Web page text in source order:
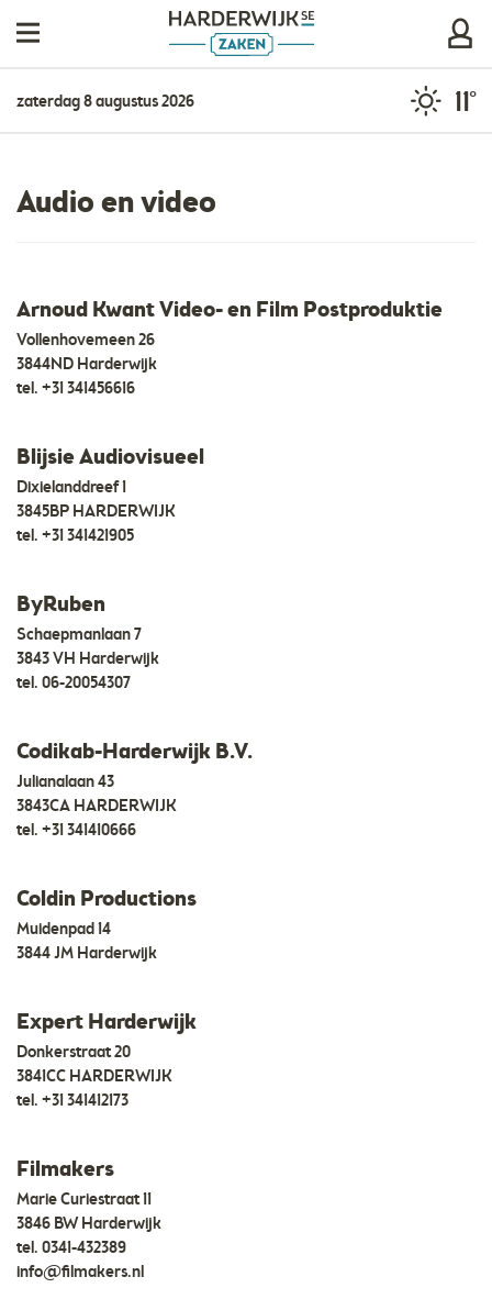
zaterdag 8 augustus 2026 11°
Audio en video
Arnoud Kwant Video- en Film Postproduktie
Vollenhovemeen 26
3844ND Harderwijk
tel. +31 341456616
Blijsie Audiovisueel
Dixielanddreef 1
3845BP HARDERWIJK
tel. +31 341421905
ByRuben
Schaepmanlaan 7
3843 VH Harderwijk
tel. 06-20054307
Codikab-Harderwijk B.V.
Julianalaan 43
3843CA HARDERWIJK
tel. +31 341410666
Coldin Productions
Muidenpad 14
3844 JM Harderwijk
Expert Harderwijk
Donkerstraat 20
3841CC HARDERWIJK
tel. +31 341412173
Filmakers
Marie Curiestraat 11
3846 BW Harderwijk
tel. 0341-432389
info@filmakers.nl